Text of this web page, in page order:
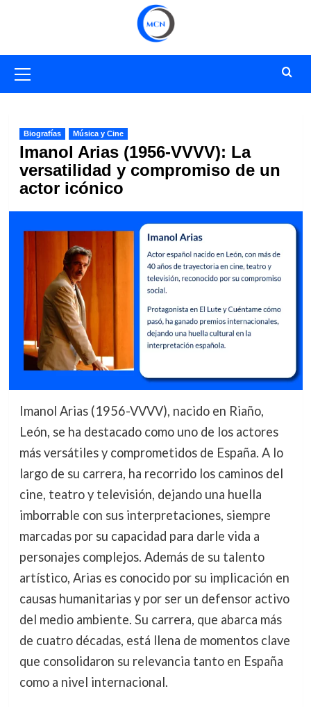
primario
Biografías Música y Cine
Imanol Arias (1956-VVVV): La
versatilidad y compromiso de un
actor icónico
Imanol Arias (1956-VVVV), nacido en Riaño,
León, se ha destacado como uno de los actores
más versátiles y comprometidos de España. A lo
largo de su carrera, ha recorrido los caminos del
cine, teatro y televisión, dejando una huella
imborrable con sus interpretaciones, siempre
marcadas por su capacidad para darle vida a
personajes complejos. Además de su talento
artístico, Arias es conocido por su implicación en
causas humanitarias y por ser un defensor activo
del medio ambiente. Su carrera, que abarca más
de cuatro décadas, está llena de momentos clave
que consolidaron su relevancia tanto en España
como a nivel internacional.